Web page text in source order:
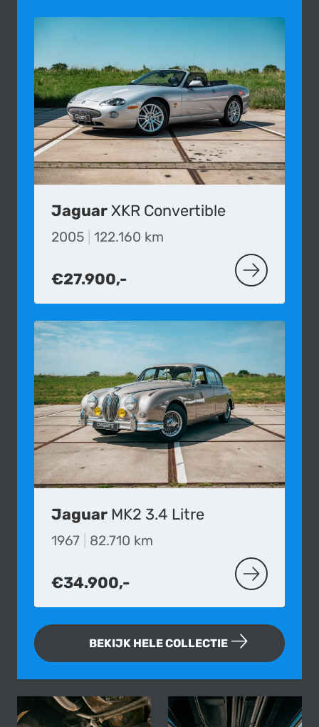
Jaguar XKR Convertible
2005 122.160 km
€27.900,- MEER OVER
Jaguar MK2 3.4 Litre
1967 82.710 km
€34.900,- MEER OVER
BEKIJK HELE COLLECTIE
Fotogallerij van deze Jaguar MK 1